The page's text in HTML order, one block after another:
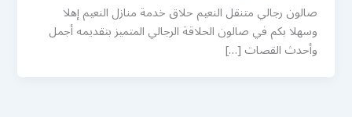
صالون رجالي متنقل النعيم حلاق خدمة منازل النعيم إهلا
وسهلا بكم في صالون الحلاقة الرجالي المتميز بتقديمه أجمل
وأحدث القصات […]